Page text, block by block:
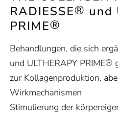
RADIESSE® und
PRIME®
Behandlungen, die sich
und ULTHERAPY PRIME®
zur Kollagenproduktion,
Wirkmechanismen
Stimulierung der